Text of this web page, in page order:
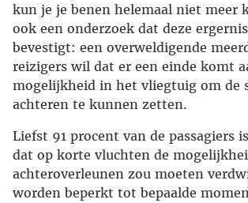
kun je je benen helemaal niet meer
ook een onderzoek dat deze
bevestigt: een overweldigende
reizigers wil dat er een einde komt
mogelijkheid in het vliegtuig om de
achteren te kunnen zetten.
Liefst 91 procent van de passagiers
dat op korte vluchten de
achteroverleunen zou moeten
worden beperkt tot bepaalde